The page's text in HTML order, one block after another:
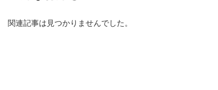
関連記事は見つかりませんでした。